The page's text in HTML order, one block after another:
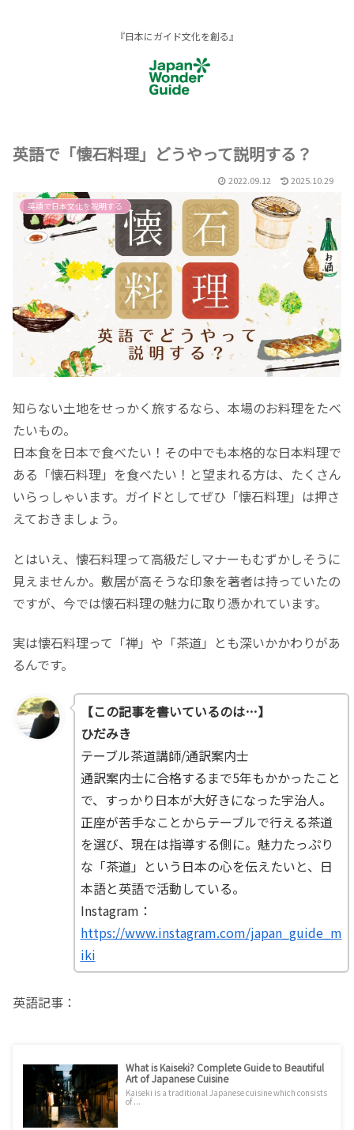
『日本にガイド文化を創る』
英語で「懐石料理」どうやって説明する？
2022.09.12 2025.10.29
英語で日本文化を説明する
知らない土地をせっかく旅するなら、本場のお料理をたべ
たいもの。
日本食を日本で食べたい！その中でも本格的な日本料理で
ある「懐石料理」を食べたい！と望まれる方は、たくさん
いらっしゃいます。ガイドとしてぜひ「懐石料理」は押さ
えておきましょう。
とはいえ、懐石料理って高級だしマナーもむずかしそうに
見えませんか。敷居が高そうな印象を著者は持っていたの
ですが、今では懐石料理の魅力に取り憑かれています。
実は懐石料理って「禅」や「茶道」とも深いかかわりがあ
るんです。
【この記事を書いているのは…】
ひだみき
テーブル茶道講師/通訳案内士
通訳案内士に合格するまで5年もかかったこと
で、すっかり日本が大好きになった宇治人。
正座が苦手なことからテーブルで行える茶道
を選び、現在は指導する側に。魅力たっぷり
な「茶道」という日本の心を伝えたいと、日
本語と英語で活動している。
Instagram：
https://www.instagram.com/japan_guide_m
iki
英語記事：
What is Kaiseki? Complete Guide to Beautiful
Art of Japanese Cuisine
Kaiseki is a traditional Japanese cuisine which consists
of ...